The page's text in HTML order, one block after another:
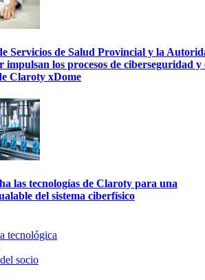
Servicios de Salud Provincial y la
impulsan los procesos de ciberseguridad y
Claroty xDome
las tecnologías de Claroty para una
del sistema ciberfísico
tecnológica
socio